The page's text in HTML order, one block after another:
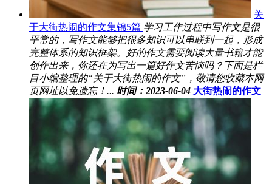
关
于大街热闹的作文集锦5篇 学习工作过程中写作文是很
平常的，写作文能够把很多知识可以串联到一起，形成
完整体系的知识框架。好的作文需要阅读大量书籍才能
创作出来，你还在为写出一篇好作文苦恼吗？下面是栏
目小编整理的“关于大街热闹的作文”，敬请您收藏本网
页网址以免遗忘！... 时间：2023-06-04 大街热闹的作文